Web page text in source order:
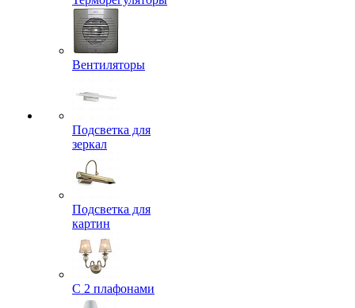
Вентиляторы
Подсветка для
зеркал
Подсветка для
картин
С 2 плафонами